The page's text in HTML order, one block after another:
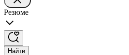
Резюме
Найти